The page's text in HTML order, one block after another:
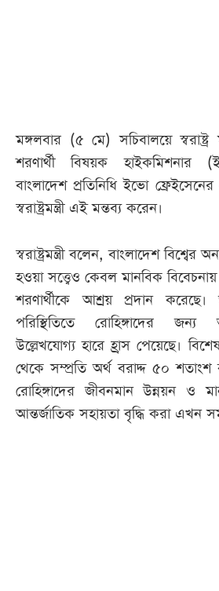
মঙ্গলবার (৫ মে) সচিবালয়ে স্বরাষ্ট্র
শরণার্থী বিষয়ক হাইকমিশনার
বাংলাদেশ প্রতিনিধি ইভো
স্বরাষ্ট্রমন্ত্রী এই মন্তব্য করেন।
স্বরাষ্ট্রমন্ত্রী বলেন, বাংলাদেশ
হওয়া সত্ত্বেও কেবল মানবিক
শরণার্থীকে আশ্রয় প্রদান করেছে।
পরিস্থিতিতে রোহিঙ্গাদের জন্য
উল্লেখযোগ্য হারে হ্রাস পেয়েছে।
থেকে সম্প্রতি অর্থ বরাদ্দ ৫০ শতাংশ
রোহিঙ্গাদের জীবনমান উন্নয়ন ও
আন্তর্জাতিক সহায়তা বৃদ্ধি করা এখন